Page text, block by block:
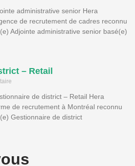
administrative senior Hera
de recrutement de cadres reconnu
Adjointe administrative senior basé(e)
– Retail
de district – Retail Hera
de recrutement à Montréal reconnu
Gestionnaire de district